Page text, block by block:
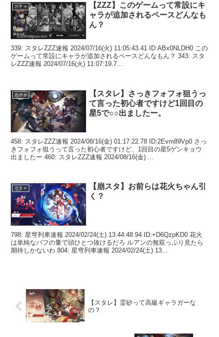
ガチャ
【ZZZ】このゲームって常設にキ
ャラが追加されるペースどんなも
ん？
339: スタレZZZ速報 2024/07/16(火) 11:05:43.41 ID:ABx0NLDH0 この
ゲームって常設にキャラが追加されるペースどんなもん？ 343: スタ
レZZZ速報 2024/07/16(火) 11:07:19.7...
ガチャ
【スタレ】さっきフォフォ狙うっ
て言った初心者ですけど1回目の
星5で○○出ましたー。
458: スタレZZZ速報 2024/08/16(金) 01:17:22.78 ID:2Evm89Vp0 さっ
きフォフォ狙うって言った初心者ですけど、1回目の星5ゲンキョウ
出ましたー 460: スタレZZZ速報 2024/08/16(金) ...
ガチャ
【崩スタ】お前らは花火ちゃん引
く？
798: 星穹列車速報 2024/02/24(土) 13:44:48.94 ID:+D6QzpKD0 花火
は単純なバフの量で頭ひとつ抜けるだろ ルアンの無双っぷり見たら
期待しかないわ 804: 星穹列車速報 2024/02/24(土) 13...
【スタレ】霊砂って高級ギャラガーな
の？